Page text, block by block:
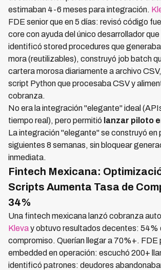
estimaban 4-6 meses para integración.
FDE senior que en 5 días: revisó código
core con ayuda del único desarrollador
identificó stored procedures que
mora (reutilizables), construyó job batch
cartera morosa diariamente a archivo
script Python que procesaba CSV y
cobranza.
No era la integración "elegante" ideal
tiempo real), pero permitió lanzar piloto
La integración "elegante" se construyó en
siguientes 8 semanas, sin bloquear
inmediata.
Fintech Mexicana:
Scripts Aumenta Tasa de
34%
Una fintech mexicana lanzó cobranza
Klevay obtuvo resultados decentes: 54%
compromiso. Querían llegar a 70%+. FDE
embedded en operación: escuchó 200+
identificó patrones: deudores